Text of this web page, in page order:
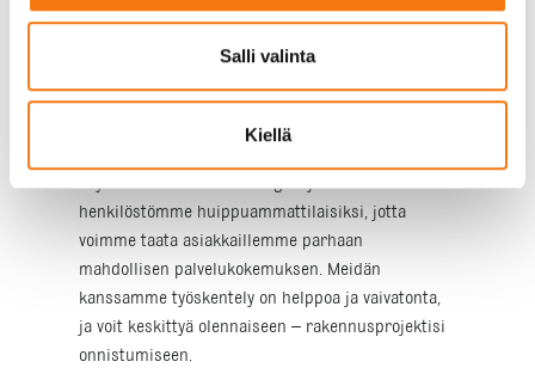
Salli valinta
Kiellä
merkintämme on osoitus siitä, että tuotteemme
täyttävät Euroopan unionin asettamat vaatimukset.
ovat parasta mahdollista laatua.
Käytämme uusinta teknologiaa ja koulutamme
henkilöstömme huippuammattilaisiksi, jotta
voimme taata asiakkaillemme parhaan
mahdollisen palvelukokemuksen. Meidän
kanssamme työskentely on helppoa ja vaivatonta,
ja voit keskittyä olennaiseen – rakennusprojektisi
onnistumiseen.